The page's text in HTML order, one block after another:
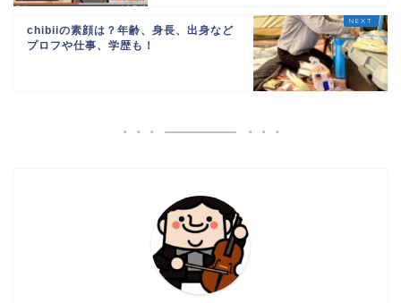
chibiiの素顔は？年齢、身長、出身など
プロフや仕事、学歴も！